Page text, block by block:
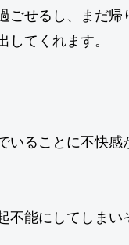
ごせるし、まだ帰
てくれます。
いることに不快感
不能にしてしまい